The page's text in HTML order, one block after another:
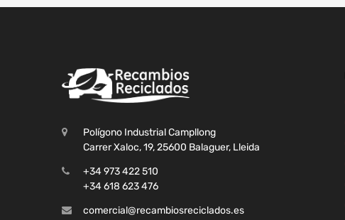
Polígono Industrial Campllong
Carrer Xaloc, 19, 25600 Balaguer, Lleida
+34 973 422 510
+34 618 623 476
comercial@recambiosreciclados.es